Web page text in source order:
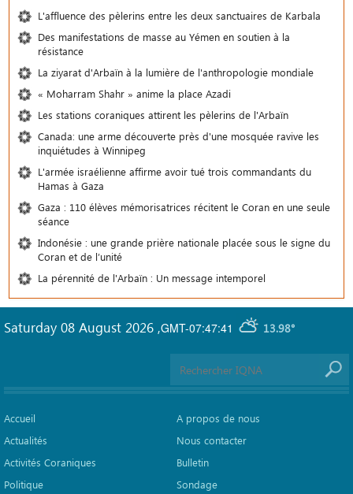
L'affluence des pèlerins entre les deux sanctuaires de Karbala
Des manifestations de masse au Yémen en soutien à la
résistance
La ziyarat d'Arbaïn à la lumière de l'anthropologie mondiale
« Moharram Shahr » anime la place Azadi
Les stations coraniques attirent les pèlerins de l'Arbaïn
Canada: une arme découverte près d'une mosquée ravive les
inquiétudes à Winnipeg
L'armée israélienne affirme avoir tué trois commandants du
Hamas à Gaza
Gaza : 110 élèves mémorisatrices récitent le Coran en une seule
séance
Indonésie : une grande prière nationale placée sous le signe du
Coran et de l’unité
La pérennité de l'Arbaïn : Un message intemporel
GMT-07:47:41 13.98°
Saturday 08 August 2026 ,
Accueil
Actualités
Activités Coraniques
Politique
A propos de nous
Nous contacter
Bulletin
Sondage